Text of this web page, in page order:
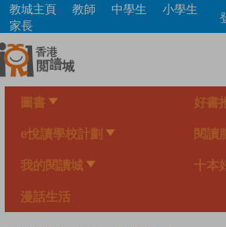
Skip
main
content
教城主頁 教師 中學生
小學生
家長
圖書 好書
e悅讀學校計劃 閱讀
我的閱讀城 十本
漫話生活